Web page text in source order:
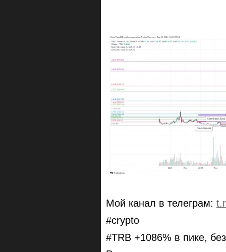
Мой канал в телеграм:
#crypto
#TRB +1086% в пике,